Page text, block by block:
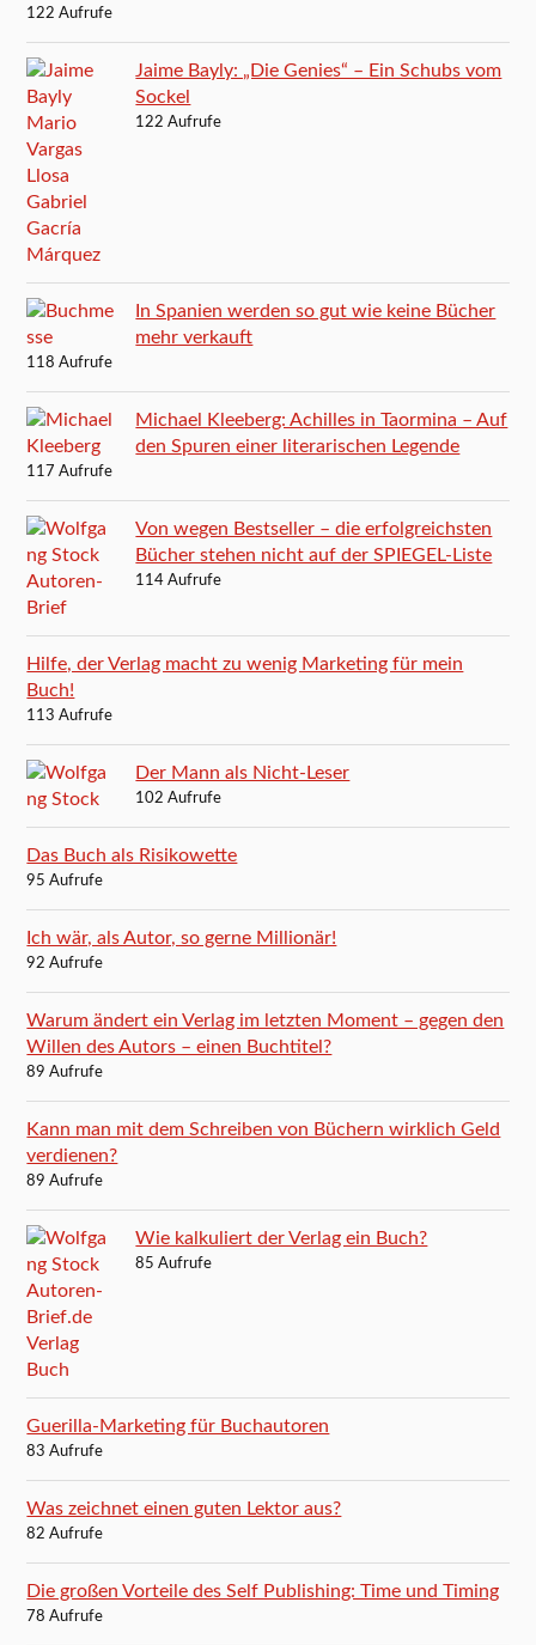
122 Aufrufe
Jaime Bayly: „Die Genies“ – Ein Schubs vom
Sockel
122 Aufrufe
In Spanien werden so gut wie keine Bücher
mehr verkauft
118 Aufrufe
Michael Kleeberg: Achilles in Taormina – Auf
den Spuren einer literarischen Legende
117 Aufrufe
Von wegen Bestseller – die erfolgreichsten
Bücher stehen nicht auf der SPIEGEL-Liste
114 Aufrufe
Hilfe, der Verlag macht zu wenig Marketing für mein
Buch!
113 Aufrufe
Der Mann als Nicht-Leser
102 Aufrufe
Das Buch als Risikowette
95 Aufrufe
Ich wär, als Autor, so gerne Millionär!
92 Aufrufe
Warum ändert ein Verlag im letzten Moment – gegen den
Willen des Autors – einen Buchtitel?
89 Aufrufe
Kann man mit dem Schreiben von Büchern wirklich Geld
verdienen?
89 Aufrufe
Wie kalkuliert der Verlag ein Buch?
85 Aufrufe
Guerilla-Marketing für Buchautoren
83 Aufrufe
Was zeichnet einen guten Lektor aus?
82 Aufrufe
Die großen Vorteile des Self Publishing: Time und Timing
78 Aufrufe